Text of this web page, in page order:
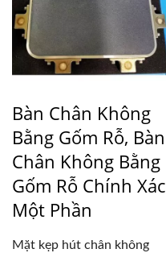
Bàn Chân Không
Bằng Gốm Rỗ, Bàn
Chân Không Bằng
Gốm Rỗ Chính Xác
Một Phần
Mặt kẹp hút chân không